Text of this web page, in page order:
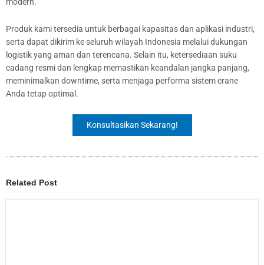
Produk kami tersedia untuk berbagai kapasitas dan aplikasi industri,
serta dapat dikirim ke seluruh wilayah Indonesia melalui dukungan
logistik yang aman dan terencana. Selain itu, ketersediaan suku
cadang resmi dan lengkap memastikan keandalan jangka panjang,
meminimalkan downtime, serta menjaga performa sistem crane
Anda tetap optimal.
Konsultasikan Sekarang!
Related Post